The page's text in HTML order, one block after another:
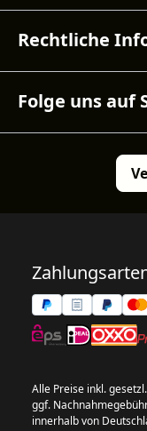
Rechtliche
Folge uns auf
Alle Preise inkl.
ggf.
innerhalb von